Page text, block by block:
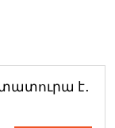
է․